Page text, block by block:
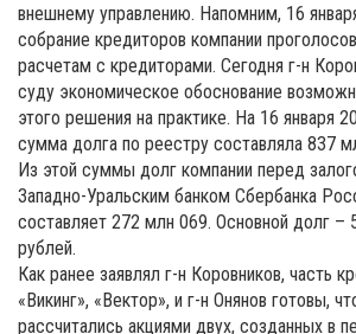
внешнему управлению. Напомним, 16
собрание кредиторов компании
расчетам с кредиторами. Сегодня г-н
суду экономическое обоснование
этого решения на практике. На 16 января
сумма долга по реестру составляла 837
Из этой суммы долг компании перед
Западно-Уральским банком Сбербанка
составляет 272 млн 069. Основной долг –
рублей.
Как ранее заявлял г-н Коровников, часть
«Викинг», «Вектор», и г-н Онянов готовы,
рассчитались акциями двух, созданных в